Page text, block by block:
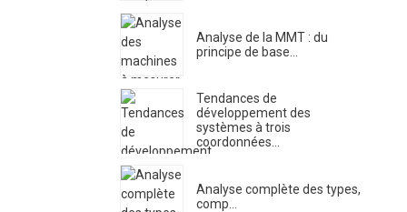
Analyse de la MMT : du
principe de base…
Tendances de
développement des
systèmes à trois
coordonnées...
Analyse complète des types,
comp...